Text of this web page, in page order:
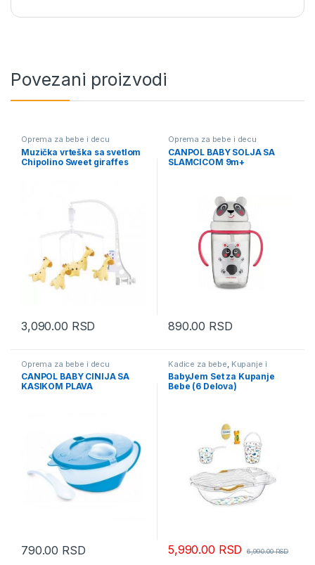
Povezani proizvodi
Oprema za bebe i decu
Muzička vrteška sa svetlom
Chipolino Sweet giraffes
3,090.00 RSD
Oprema za bebe i decu
CANPOL BABY SOLJA SA
SLAMCICOM 9m+
890.00 RSD
Oprema za bebe i decu
CANPOL BABY CINIJA SA
KASIKOM PLAVA
790.00 RSD
Kadice za bebe Kupanje i
povijanje Oprema za bebe i
decu
BabyJem Set za Kupanje
Bebe (6 Delova)
5,990.00 RSD 6,990.00RSD